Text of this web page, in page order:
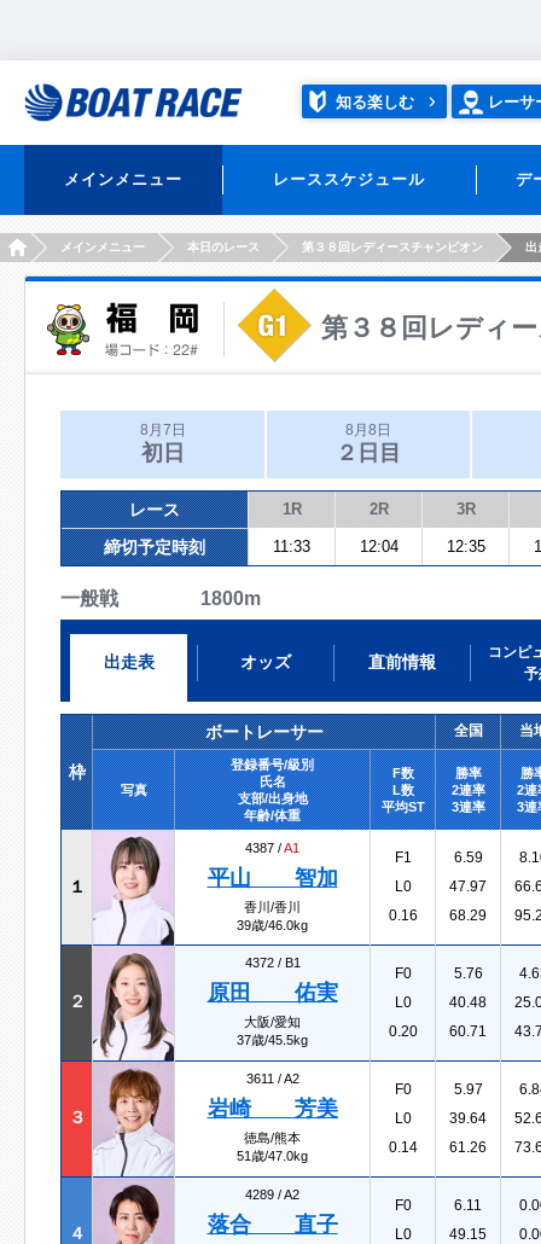
知る楽しむ レーサ
メインメニュー レーススケジュール デ
HOMEメインメニュー 本日のレース 第３８回レディースチャンピオン 出
第３８回レディ
8月7日
初日
8月8日
２日目
レース 1R 2R 3R
締切予定時刻 11:33 12:04 12:35
一般戦 1800m
出走表 オッズ 直前情報
コンピ
予
枠
ボートレーサー 全国 当
写真
登録番号/級別
氏名
支部/出身地
年齢/体重
F数
L数
平均ST
勝率
2連率
3連率
勝
2連
3連
１
4387 /A1
平山 智加
香川/香川
39歳/46.0kg
F1
L0
0.16
6.59
47.97
68.29
２
4372 / B1
原田 佑実
大阪/愛知
37歳/45.5kg
F0
L0
0.20
5.76
40.48
60.71
３
3611 /A2
岩崎 芳美
徳島/熊本
51歳/47.0kg
F0
L0
0.14
5.97
39.64
61.26
４
4289 /A2
落合 直子
F0
L0
6.11
49.15